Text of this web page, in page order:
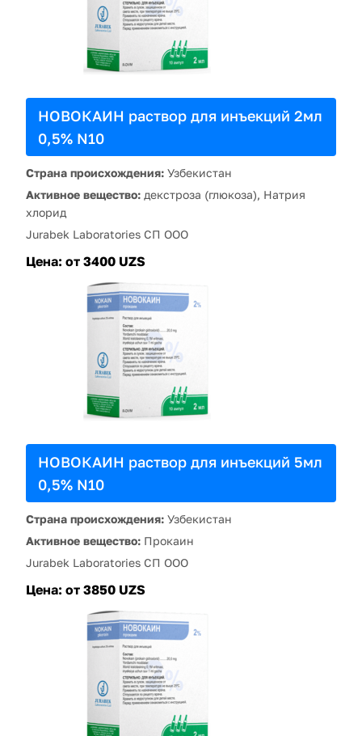
НОВОКАИН раствор для инъекций 2мл
0,5% N10
Страна происхождения: Узбекистан
Активное вещество: декстроза (глюкоза), Натрия
хлорид
Jurabek Laboratories СП ООО
Цена: от 3400 UZS
НОВОКАИН раствор для инъекций 5мл
0,5% N10
Страна происхождения: Узбекистан
Активное вещество: Прокаин
Jurabek Laboratories СП ООО
Цена: от 3850 UZS